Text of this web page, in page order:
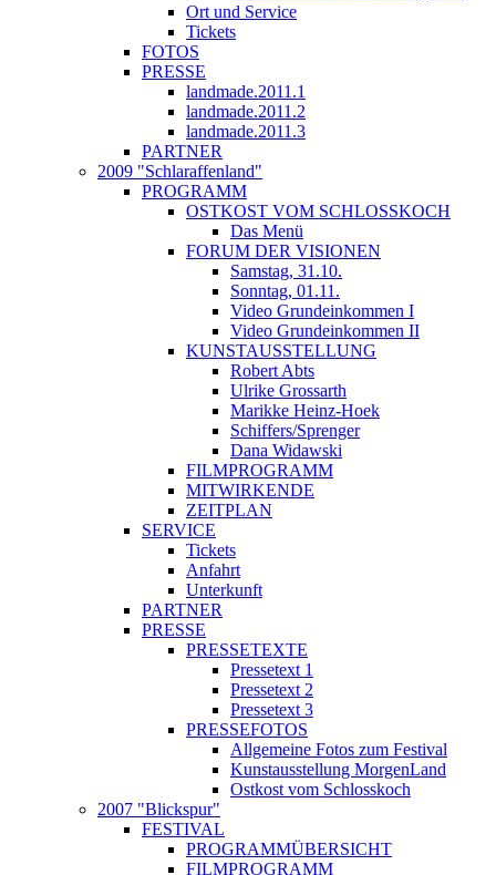
Ort und Service
Tickets
FOTOS
PRESSE
landmade.2011.1
landmade.2011.2
landmade.2011.3
PARTNER
2009 "Schlaraffenland"
PROGRAMM
OSTKOST VOM SCHLOSSKOCH
Das Menü
FORUM DER VISIONEN
Samstag, 31.10.
Sonntag, 01.11.
Video Grundeinkommen I
Video Grundeinkommen II
KUNSTAUSSTELLUNG
Robert Abts
Ulrike Grossarth
Marikke Heinz-Hoek
Schiffers/Sprenger
Dana Widawski
FILMPROGRAMM
MITWIRKENDE
ZEITPLAN
SERVICE
Tickets
Anfahrt
Unterkunft
PARTNER
PRESSE
PRESSETEXTE
Pressetext 1
Pressetext 2
Pressetext 3
PRESSEFOTOS
Allgemeine Fotos zum Festival
Kunstausstellung MorgenLand
Ostkost vom Schlosskoch
2007 "Blickspur"
FESTIVAL
PROGRAMMÜBERSICHT
FILMPROGRAMM